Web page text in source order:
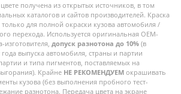
получена из открытых источников, в том
каталогов и сайтов производителей. Краска
для полной окраски кузова автомобиля /
перехода. Используется оригинальная OEM-
изготовителя, допуск разнотона до 10% (в
года выпуска автомобиля, страны и партии
и типа пигментов, поставляемых на
Крайне НЕ РЕКОМЕНДУЕМ окрашивать
кузова (без выполнения пробного тест-
разнотона. Передача цвета на экране